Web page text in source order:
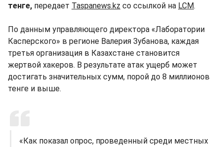
тенге, передает Taspanews.kz со ссылкой на LCM.
По данным управляющего директора «Лаборатории
Касперского» в регионе Валерия Зубанова, каждая
третья организация в Казахстане становится
жертвой хакеров. В результате атак ущерб может
достигать значительных сумм, порой до 8 миллионов
тенге и выше.
«Как показал опрос, проведенный среди местных